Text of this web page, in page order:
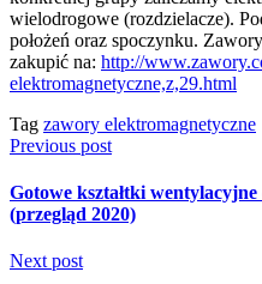
wielodrogowe (rozdzielacze).
położeń oraz spoczynku.
zakupić na: http://
elektromagnetyczne,z,29.html
Tag zawory elektromagnetyczne
Previous post
Gotowe kształtki
(przegląd 2020)
Next post